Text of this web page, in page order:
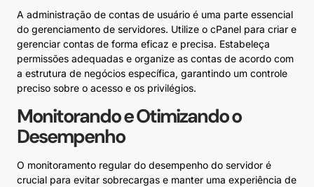
A administração de contas de usuário é uma parte essencial
do gerenciamento de servidores. Utilize o cPanel para criar e
gerenciar contas de forma eficaz e precisa. Estabeleça
permissões adequadas e organize as contas de acordo com
a estrutura de negócios específica, garantindo um controle
preciso sobre o acesso e os privilégios.
Monitorando e Otimizando o
Desempenho
O monitoramento regular do desempenho do servidor é
crucial para evitar sobrecargas e manter uma experiência de